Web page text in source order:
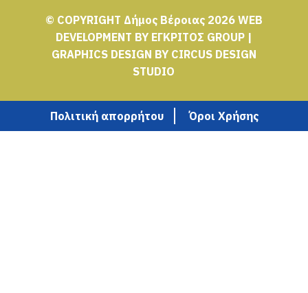
© COPYRIGHT Δήμος Βέροιας 2026 WEB
DEVELOPMENT BY ΕΓΚΡΙΤΟΣ GROUP|
GRAPHICS DESIGN BY CIRCUS DESIGN
STUDIO
Πολιτική απορρήτου Όροι Χρήσης